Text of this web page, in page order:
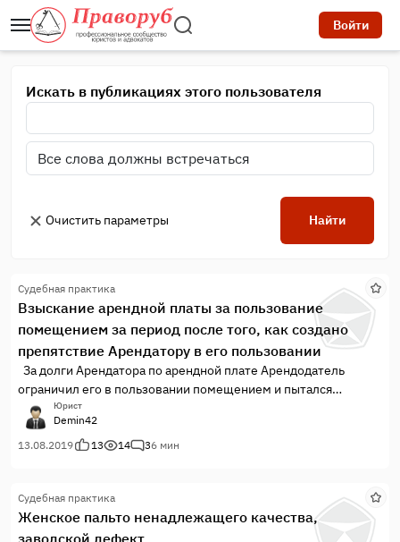
Войти
Искать в публикациях этого пользователя
Очистить параметры Найти
Судебная практика
Взыскание арендной платы за пользование
помещением за период после того, как создано
препятствие Арендатору в его пользовании
За долги Арендатора по арендной плате Арендодатель
ограничил его в пользовании помещением и пытался
взыскать плату за период когда Арендатор помещением не
пользовался
Юрист
Demin42
13.08.2019
13 14 36 мин
Судебная практика
Женское пальто ненадлежащего качества,
заводской дефект